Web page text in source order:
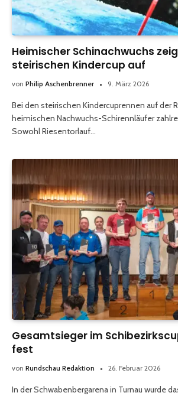
Heimischer Schinachwuchs
steirischen Kindercup auf
von Philip Aschenbrenner 9. März 2026
Bei den steirischen Kindercuprennen auf der
heimischen Nachwuchs-Schirennläufer
Sowohl Riesentorlauf…
Gesamtsieger im
fest
von Rundschau Redaktion 26. Februar 2026
In der Schwabenbergarena in Turnau wurde